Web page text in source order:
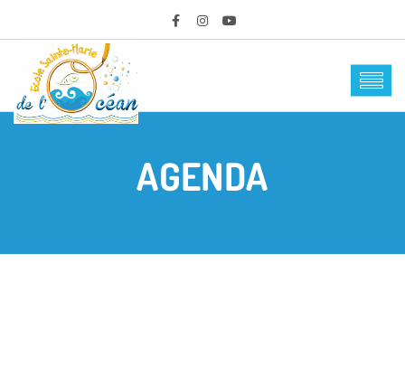
AGENDA